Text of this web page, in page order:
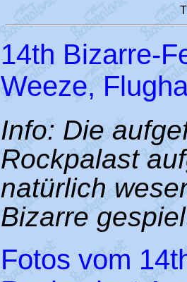
14th Bizarre-
Weeze,
Info: Die
Rockpalast
natürlich
Bizarre
Fotos vom